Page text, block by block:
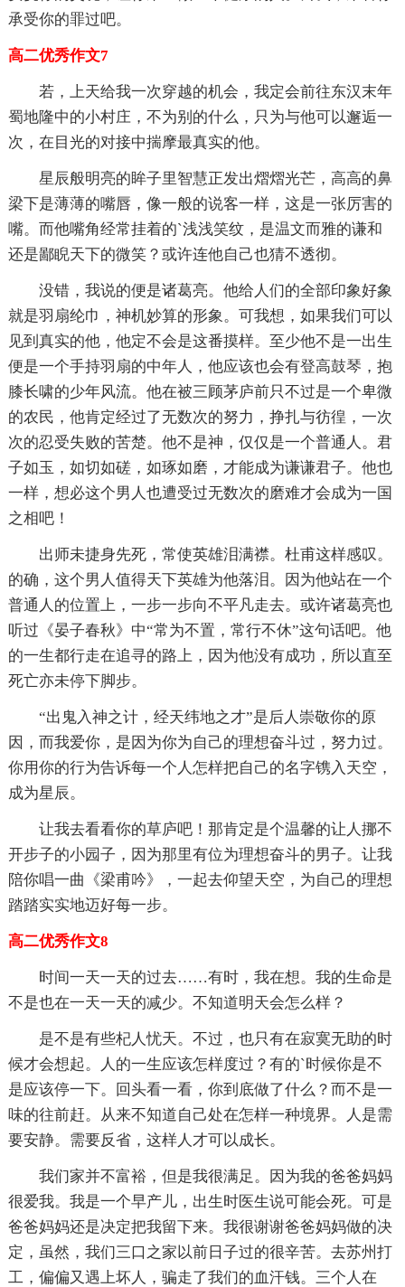
承受你的罪过吧。
高二优秀作文7
若，上天给我一次穿越的机会，我定会前往东汉末年
蜀地隆中的小村庄，不为别的什么，只为与他可以邂逅一
次，在目光的对接中揣摩最真实的他。
星辰般明亮的眸子里智慧正发出熠熠光芒，高高的鼻
梁下是薄薄的嘴唇，像一般的说客一样，这是一张厉害的
嘴。而他嘴角经常挂着的`浅浅笑纹，是温文而雅的谦和
还是鄙睨天下的微笑？或许连他自己也猜不透彻。
没错，我说的便是诸葛亮。他给人们的全部印象好象
就是羽扇纶巾，神机妙算的形象。可我想，如果我们可以
见到真实的他，他定不会是这番摸样。至少他不是一出生
便是一个手持羽扇的中年人，他应该也会有登高鼓琴，抱
膝长啸的少年风流。他在被三顾茅庐前只不过是一个卑微
的农民，他肯定经过了无数次的努力，挣扎与彷徨，一次
次的忍受失败的苦楚。他不是神，仅仅是一个普通人。君
子如玉，如切如磋，如琢如磨，才能成为谦谦君子。他也
一样，想必这个男人也遭受过无数次的磨难才会成为一国
之相吧！
出师未捷身先死，常使英雄泪满襟。杜甫这样感叹。
的确，这个男人值得天下英雄为他落泪。因为他站在一个
普通人的位置上，一步一步向不平凡走去。或许诸葛亮也
听过《晏子春秋》中“常为不置，常行不休”这句话吧。他
的一生都行走在追寻的路上，因为他没有成功，所以直至
死亡亦未停下脚步。
“出鬼入神之计，经天纬地之才”是后人崇敬你的原
因，而我爱你，是因为你为自己的理想奋斗过，努力过。
你用你的行为告诉每一个人怎样把自己的名字镌入天空，
成为星辰。
让我去看看你的草庐吧！那肯定是个温馨的让人挪不
开步子的小园子，因为那里有位为理想奋斗的男子。让我
陪你唱一曲《梁甫吟》，一起去仰望天空，为自己的理想
踏踏实实地迈好每一步。
高二优秀作文8
时间一天一天的过去……有时，我在想。我的生命是
不是也在一天一天的减少。不知道明天会怎么样？
是不是有些杞人忧天。不过，也只有在寂寞无助的时
候才会想起。人的一生应该怎样度过？有的`时候你是不
是应该停一下。回头看一看，你到底做了什么？而不是一
味的往前赶。从来不知道自己处在怎样一种境界。人是需
要安静。需要反省，这样人才可以成长。
我们家并不富裕，但是我很满足。因为我的爸爸妈妈
很爱我。我是一个早产儿，出生时医生说可能会死。可是
爸爸妈妈还是决定把我留下来。我很谢谢爸爸妈妈做的决
定，虽然，我们三口之家以前日子过的很辛苦。去苏州打
工，偏偏又遇上坏人，骗走了我们的血汗钱。三个人在